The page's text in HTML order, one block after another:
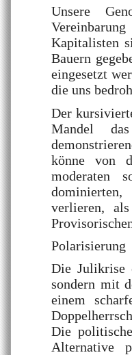
Unsere
Kapitalisten
Bauern
eingesetzt
die uns
Der
Mandel
könne von
moderaten
verlieren,
Polarisierung
Die Julikrise
sondern mit
einem
Die
Alternative